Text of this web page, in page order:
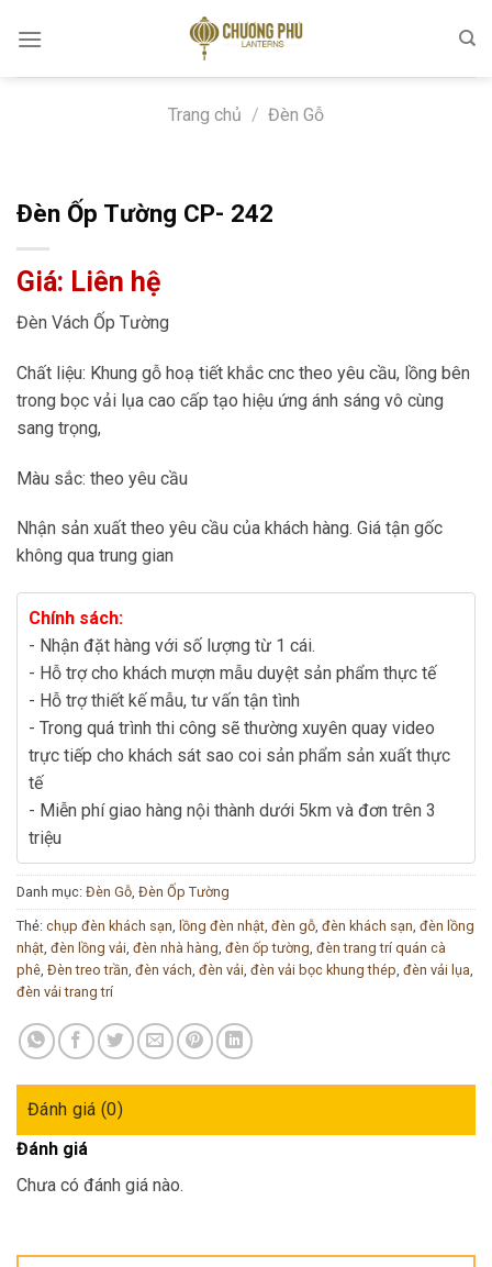
Trang chủ / Đèn Gỗ
Đèn Ốp Tường CP- 242
Giá: Liên hệ
Đèn Vách Ốp Tường
Chất liệu: Khung gỗ hoạ tiết khắc cnc theo yêu cầu, lồng bên
trong bọc vải lụa cao cấp tạo hiệu ứng ánh sáng vô cùng
sang trọng,
Màu sắc: theo yêu cầu
Nhận sản xuất theo yêu cầu của khách hàng. Giá tận gốc
không qua trung gian
Chính sách:
- Nhận đặt hàng với số lượng từ 1 cái.
- Hỗ trợ cho khách mượn mẫu duyệt sản phẩm thực tế
- Hỗ trợ thiết kế mẫu, tư vấn tận tình
- Trong quá trình thi công sẽ thường xuyên quay video
trực tiếp cho khách sát sao coi sản phẩm sản xuất thực
tế
- Miễn phí giao hàng nội thành dưới 5km và đơn trên 3
triệu
Danh mục: Đèn Gỗ, Đèn Ốp Tường
Thẻ: chụp đèn khách sạn, lồng đèn nhật, đèn gỗ, đèn khách sạn, đèn lồng
nhật, đèn lồng vải, đèn nhà hàng, đèn ốp tường, đèn trang trí quán cà
phê, Đèn treo trần, đèn vách, đèn vải, đèn vải bọc khung thép, đèn vải lụa,
đèn vải trang trí
Đánh giá (0)
Đánh giá
Chưa có đánh giá nào.